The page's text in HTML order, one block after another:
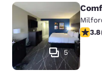
Comfort
5
3.8